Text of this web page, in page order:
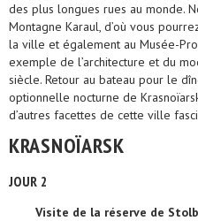
des plus longues rues au monde.
Montagne Karaul, d’où vous
la ville et également au Musée-
exemple de l’architecture et du
siècle. Retour au bateau pour le
optionnelle nocturne de
d’autres facettes de cette ville
KRASNOÏARSK
JOUR 2
Visite de la réserve de